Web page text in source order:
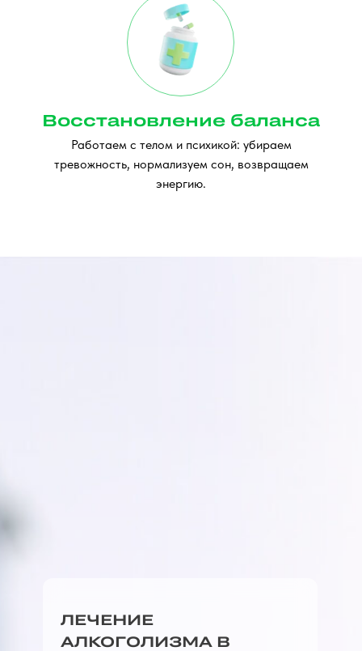
Восстановление баланса
Работаем с телом и психикой: убираем
тревожность, нормализуем сон, возвращаем
энергию.
ЛЕЧЕНИЕ
АЛКОГОЛИЗМА В